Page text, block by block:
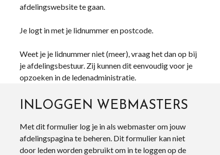
afdelingswebsite te gaan.
Je logt in met je lidnummer en postcode.
Weet je je lidnummer niet (meer), vraag het dan op bij
je afdelingsbestuur. Zij kunnen dit eenvoudig voor je
opzoeken in de ledenadministratie.
INLOGGEN WEBMASTERS
Met dit formulier log je in als webmaster om jouw
afdelingspagina te beheren. Dit formulier kan niet
door leden worden gebruikt om in te loggen op de